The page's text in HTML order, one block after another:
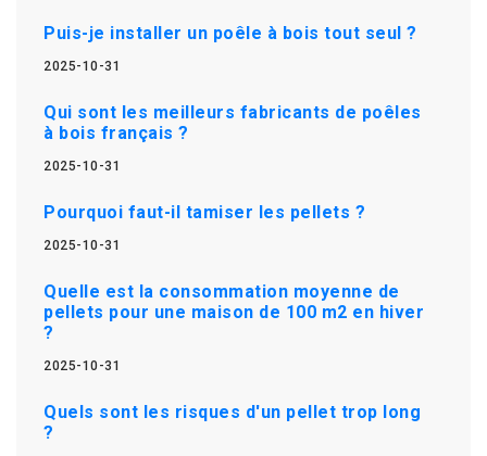
Puis-je installer un poêle à bois tout seul ?
2025-10-31
Qui sont les meilleurs fabricants de poêles
à bois français ?
2025-10-31
Pourquoi faut-il tamiser les pellets ?
2025-10-31
Quelle est la consommation moyenne de
pellets pour une maison de 100 m2 en hiver
?
2025-10-31
Quels sont les risques d'un pellet trop long
?